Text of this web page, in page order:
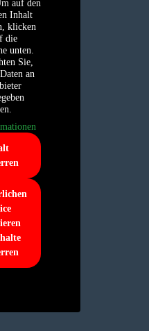
auf den
Inhalt
klicken
die
unten.
Sie,
an